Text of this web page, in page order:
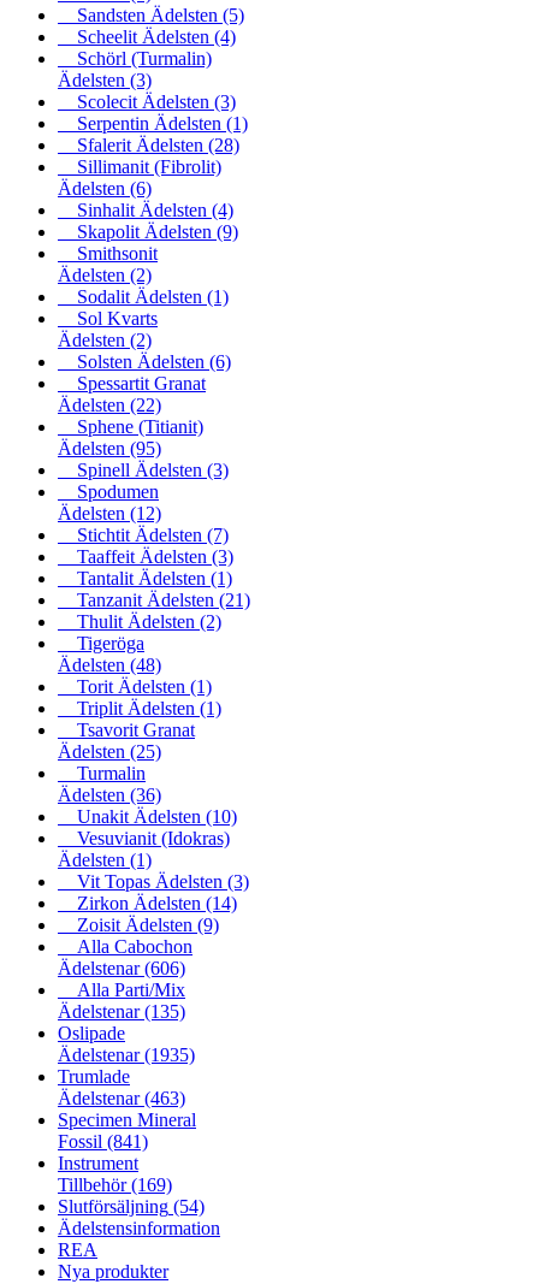
Sandsten Ädelsten (5)
Scheelit Ädelsten (4)
Schörl (Turmalin)
Ädelsten (3)
Scolecit Ädelsten (3)
Serpentin Ädelsten (1)
Sfalerit Ädelsten (28)
Sillimanit (Fibrolit)
Ädelsten (6)
Sinhalit Ädelsten (4)
Skapolit Ädelsten (9)
Smithsonit
Ädelsten (2)
Sodalit Ädelsten (1)
Sol Kvarts
Ädelsten (2)
Solsten Ädelsten (6)
Spessartit Granat
Ädelsten (22)
Sphene (Titianit)
Ädelsten (95)
Spinell Ädelsten (3)
Spodumen
Ädelsten (12)
Stichtit Ädelsten (7)
Taaffeit Ädelsten (3)
Tantalit Ädelsten (1)
Tanzanit Ädelsten (21)
Thulit Ädelsten (2)
Tigeröga
Ädelsten (48)
Torit Ädelsten (1)
Triplit Ädelsten (1)
Tsavorit Granat
Ädelsten (25)
Turmalin
Ädelsten (36)
Unakit Ädelsten (10)
Vesuvianit (Idokras)
Ädelsten (1)
Vit Topas Ädelsten (3)
Zirkon Ädelsten (14)
Zoisit Ädelsten (9)
Alla Cabochon
Ädelstenar(606)
Alla Parti/Mix
Ädelstenar(135)
Oslipade
Ädelstenar(1935)
Trumlade
Ädelstenar(463)
Specimen Mineral
Fossil (841)
Instrument
Tillbehör(169)
Slutförsäljning (54)
Ädelstensinformation
REA
Nya produkter